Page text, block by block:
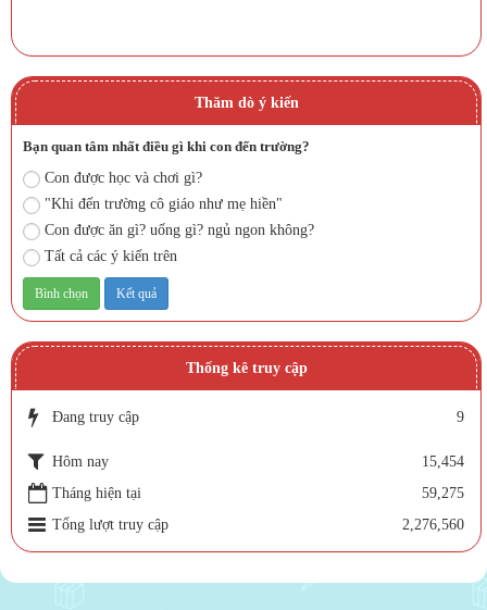
Thăm dò ý kiến
Bạn quan tâm nhất điều gì khi con đến trường?
Con được học và chơi gì?
"Khi đến trường cô giáo như mẹ hiền"
Con được ăn gì? uống gì? ngủ ngon không?
Tất cả các ý kiến trên
Thống kê truy cập
Đang truy cập 9
Hôm nay
15,454
Tháng hiện tại
59,275
Tổng lượt truy cập
2,276,560